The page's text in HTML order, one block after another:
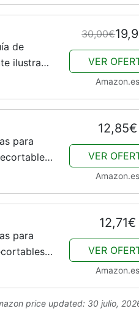
de
ilustrada
30,00€
VER
Amazon.es
para
12,85€
VER
Amazon.es
para
12,71€
VER
Amazon.es
price updated: 30 julio,